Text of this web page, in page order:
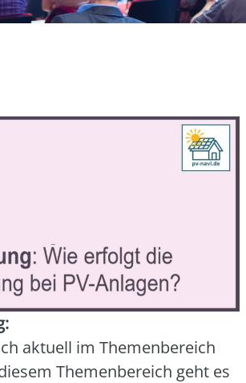
aktu­ell im The­men­be­reich
The­men­be­reich geht es